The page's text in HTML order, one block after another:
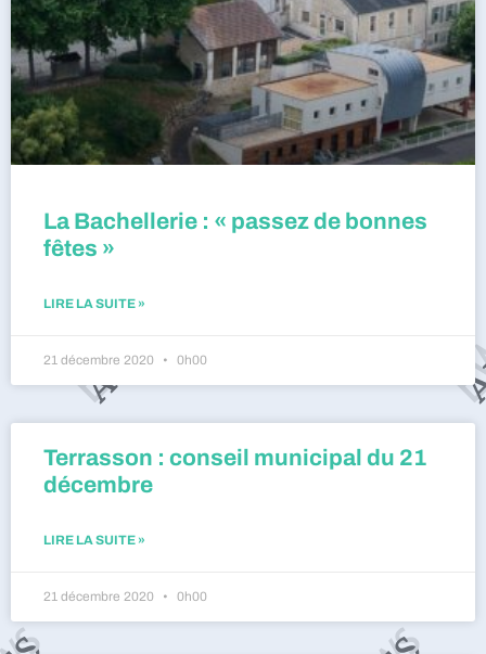
La Bachellerie : « passez de bonnes
fêtes »
LIRE LA SUITE »
21 décembre 2020 0h00
Terrasson : conseil municipal du 21
décembre
LIRE LA SUITE »
21 décembre 2020 0h00